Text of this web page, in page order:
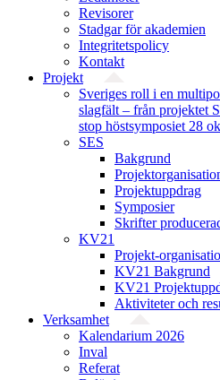
Revisorer
Stadgar för akademien
Integritetspolicy
Kontakt
Projekt
Sveriges roll i en
slagfält – från projektet
stop höstsymposiet 28
SES
Bakgrund
Projektuppdrag
Symposier
Skrifter
KV21
Projekt-
KV21 Bakgrund
KV21
Aktiviteter och
Verksamhet
Kalendarium 2026
Inval
Referat